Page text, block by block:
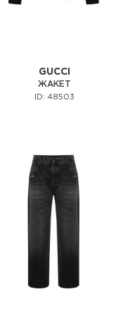
GUCCI
ЖАКЕТ
ID: 48503